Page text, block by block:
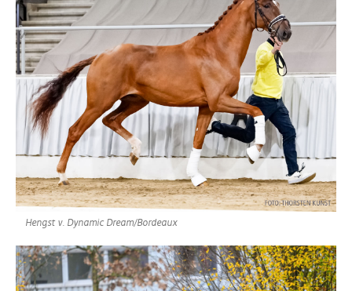
Hengst v. Dynamic Dream/Bordeaux